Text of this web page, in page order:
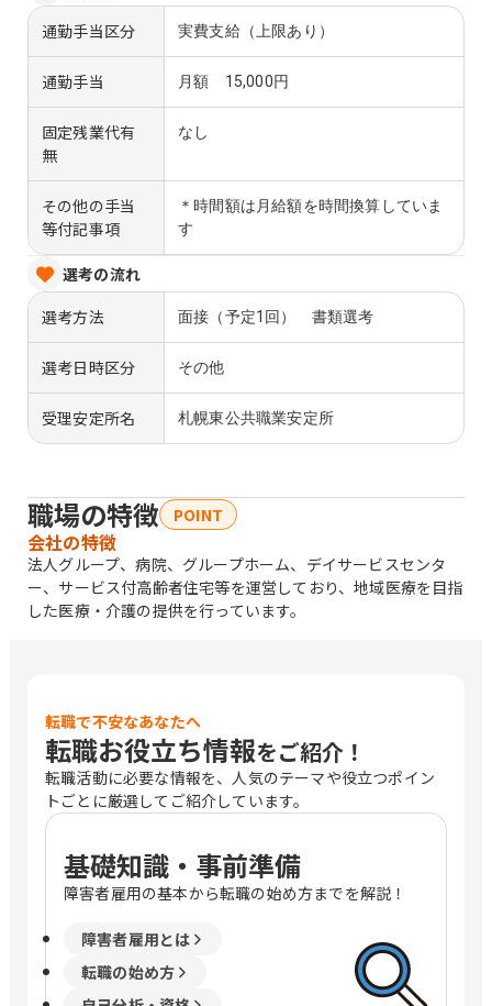
通勤手当区分
実費支給（上限あり）
通勤手当 月額 15,000円
固定残業代有
無
なし
その他の手当
等付記事項
＊時間額は月給額を時間換算していま
す
選考の流れ
選考方法
面接（予定1回） 書類選考
選考日時区分 その他
受理安定所名 札幌東公共職業安定所
職場の特徴 POINT
会社の特徴
法人グループ、病院、グループホーム、デイサービスセンタ
ー、サービス付高齢者住宅等を運営しており、地域医療を目指
した医療・介護の提供を行っています。
転職で不安なあなたへ
転職お役立ち情報をご紹介！
転職活動に必要な情報を、人気のテーマや役立つポイン
トごとに厳選してご紹介しています。
基礎知識・事前準備
障害者雇用の基本から転職の始め方までを解説！
障害者雇用とは
転職の始め方